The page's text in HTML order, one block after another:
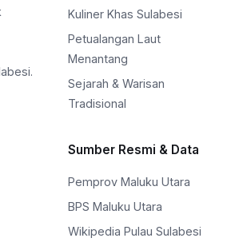
Kuliner Khas Sulabesi
Petualangan Laut
Menantang
Sejarah & Warisan
Tradisional
Sumber Resmi & Data
Pemprov Maluku Utara
BPS Maluku Utara
Wikipedia Pulau Sulabesi